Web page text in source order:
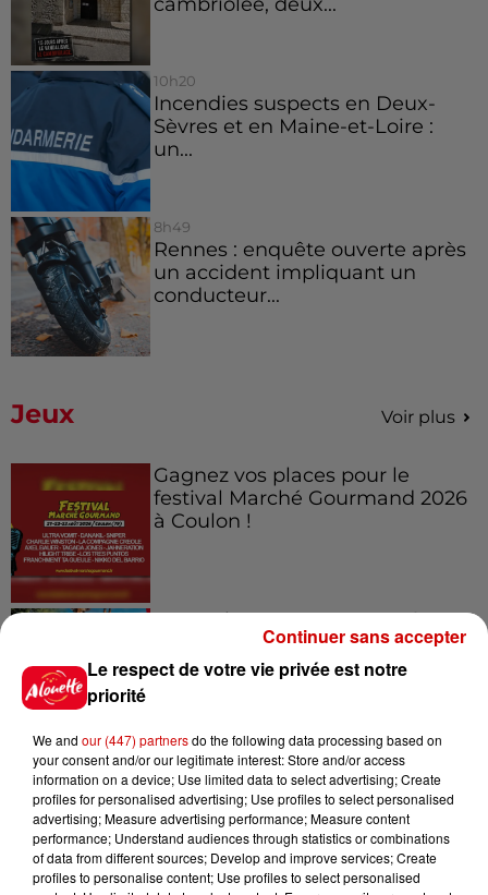
10h20
Incendies suspects en Deux-
Sèvres et en Maine-et-Loire :
un...
8h49
Rennes : enquête ouverte après
un accident impliquant un
conducteur...
Jeux Voir plus
Gagnez vos places pour le
festival Marché Gourmand 2026
à Coulon !
Le Duel - Gagnez vos entrées
pour l'un des zoos de nos
régions !
Destination Vacances - Gagnez
votre séjour en famille au cœur
de la...
Le respect de votre vie privée est notre
priorité
We and our (447) partnersdo the following data processing based on
your consent and/or our legitimate interest: Store and/or access
information on a device; Use limited data to select advertising; Create
profiles for personalised advertising; Use profiles to select personalised
advertising; Measure advertising performance; Measure content
performance; Understand audiences through statistics or combinations
of data from different sources; Develop and improve services; Create
profiles to personalise content; Use profiles to select personalised
Continuer sans accepter